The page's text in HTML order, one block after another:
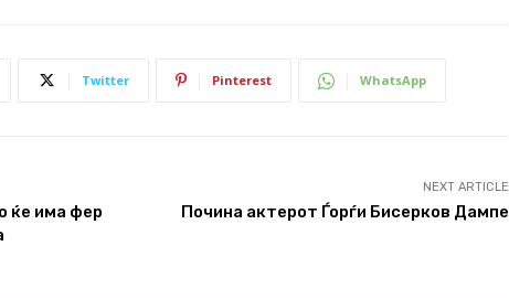
Twitter Pinterest WhatsApp
ќе има фер
NEXT ARTICLE
Почина актерот Ѓорѓи Бисерков Дампе